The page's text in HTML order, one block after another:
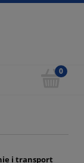
i transport